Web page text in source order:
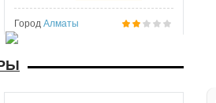
Город Алматы